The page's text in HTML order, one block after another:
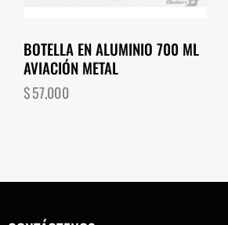
BOTELLA EN ALUMINIO 700 ML
AVIACIÓN METAL
$57,000